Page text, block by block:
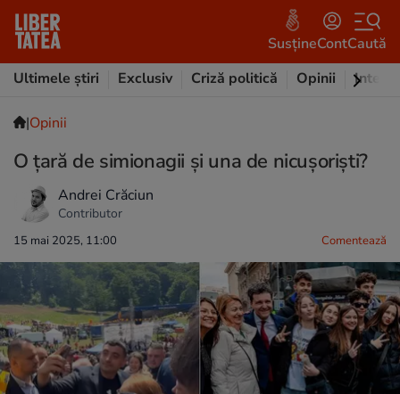
SusțineContCaută
Ultimele știri
Exclusiv Criză politică Opinii
|Opinii
O țară de simionagii și una de nicușoriști?
Andrei Crăciun
Contributor
15 mai 2025, 11:00 Comentează